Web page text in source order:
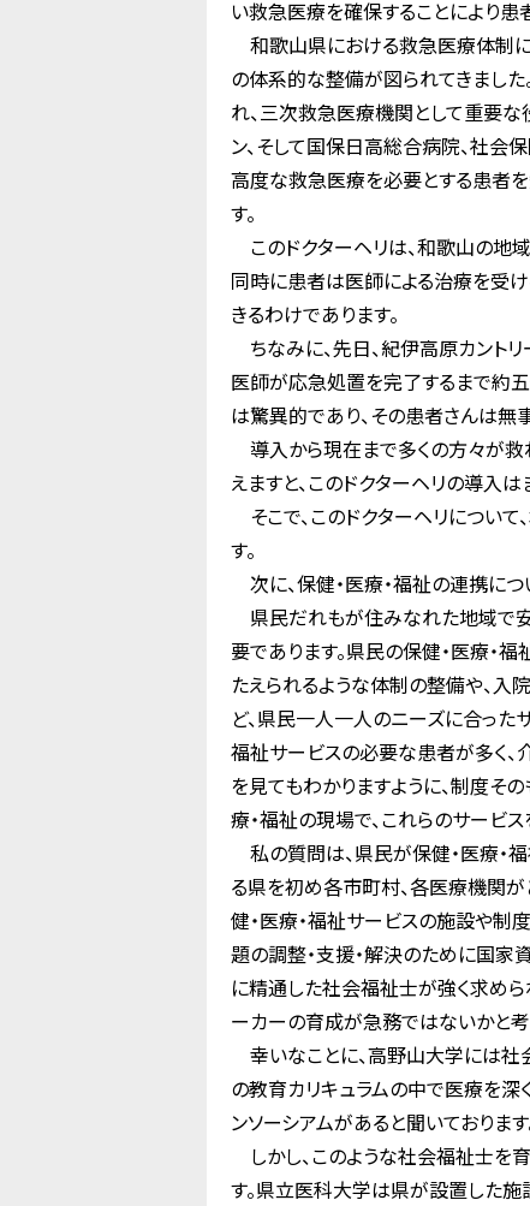
い救急医療を確保することにより患
和歌山県における救急医療体制に
の体系的な整備が図られてきまし
れ、三次救急医療機関として重要
ン、そして国保日高総合病院、社会
高度な救急医療を必要とする患者
す。
このドクターヘリは、和歌山の地
同時に患者は医師による治療を受
きるわけであります。
ちなみに、先日、紀伊高原カント
医師が応急処置を完了するまで約
は驚異的であり、その患者さんは無
導入から現在まで多くの方々が救
えますと、このドクターヘリの導入
そこで、このドクターヘリについ
す。
次に、保健・医療・福祉の連携につ
県民だれもが住みなれた地域で安
要であります。県民の保健・医療・
たえられるような体制の整備や、
ど、県民一人一人のニーズに合っ
福祉サービスの必要な患者が多く、
を見てもわかりますように、制度そ
療・福祉の現場で、これらのサービ
私の質問は、県民が保健・医療・
る県を初め各市町村、各医療機関が
健・医療・福祉サービスの施設や制
題の調整・支援・解決のために国家
に精通した社会福祉士が強く求めら
ーカーの育成が急務ではないかと考
幸いなことに、高野山大学には社
の教育カリキュラムの中で医療を深
ンソーシアムがあると聞いておりま
しかし、このような社会福祉士を
す。県立医科大学は県が設置した